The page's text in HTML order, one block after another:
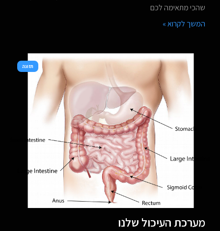
שהכי מתאימה לכם
המשך לקרוא »
מערכת העיכול שלנו
תזונה